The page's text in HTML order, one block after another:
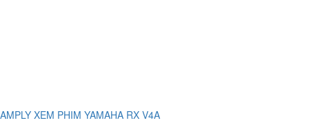
AMPLY XEM PHIM YAMAHA RX V4A